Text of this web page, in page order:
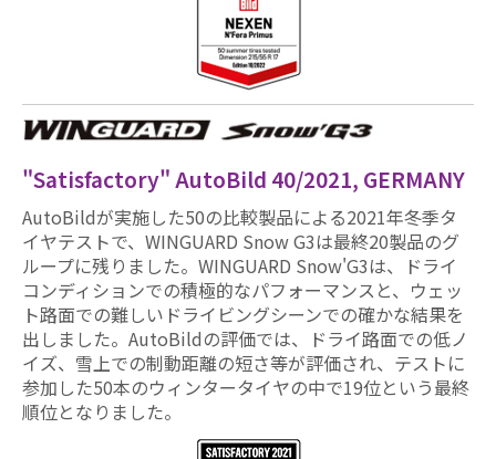
"Satisfactory" AutoBild 40/2021, GERMANY
AutoBildが実施した50の比較製品による2021年冬季タ
イヤテストで、WINGUARD Snow G3は最終20製品のグ
ループに残りました。WINGUARD Snow'G3は、ドライ
コンディションでの積極的なパフォーマンスと、ウェッ
ト路面での難しいドライビングシーンでの確かな結果を
出しました。AutoBildの評価では、ドライ路面での低ノ
イズ、雪上での制動距離の短さ等が評価され、テストに
参加した50本のウィンタータイヤの中で19位という最終
順位となりました。